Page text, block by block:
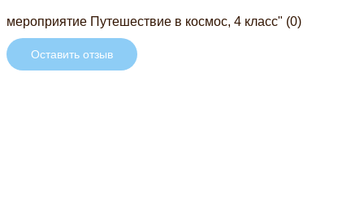
мероприятие Путешествие в космос, 4 класс" (0)
Оставить отзыв